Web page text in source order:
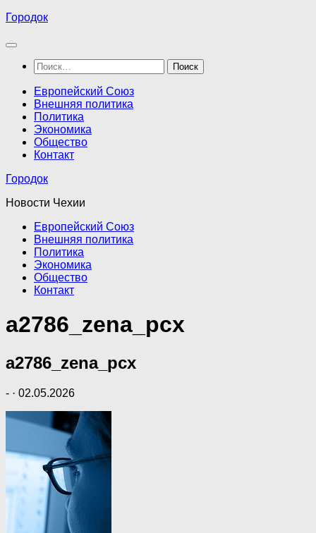
Перейти
содержимому
Городок
Найти:
Европейский Союз
Внешняя политика
Политика
Экономика
Общество
Контакт
Городок
Новости Чехии
Европейский Союз
Внешняя политика
Политика
Экономика
Общество
Контакт
a2786_zena_pcx
a2786_zena_pcx
- · 02.05.2026